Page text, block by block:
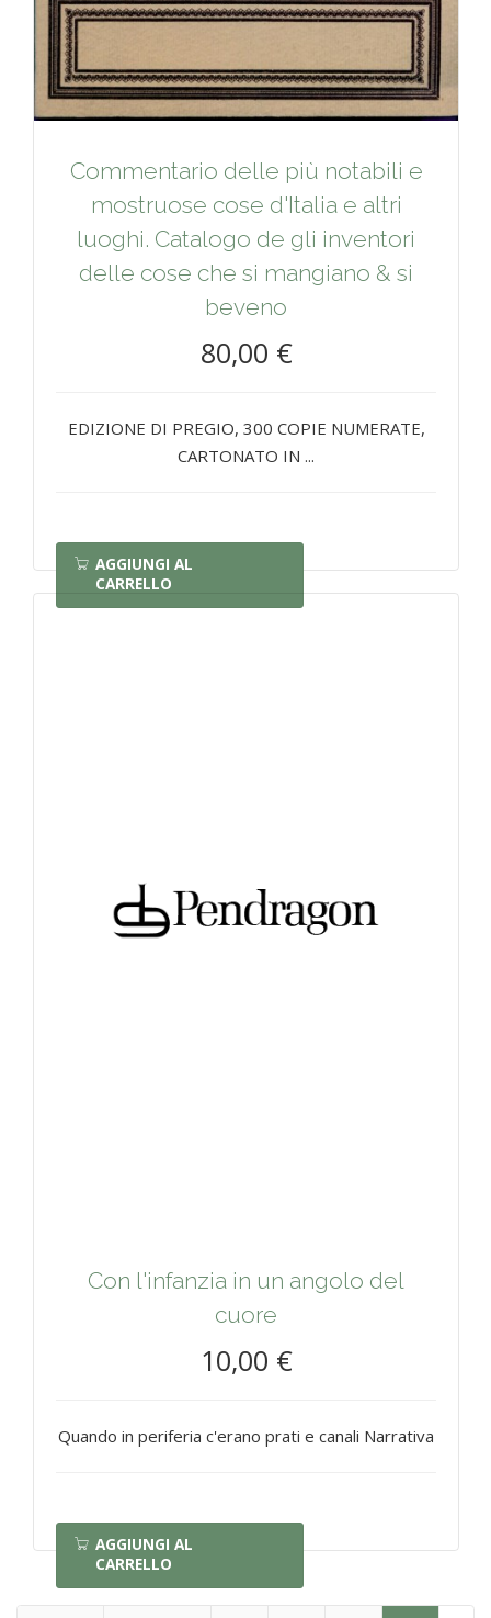
Commentario delle più notabili e
mostruose cose d'Italia e altri
luoghi. Catalogo de gli inventori
delle cose che si mangiano & si
beveno
80,00 €
EDIZIONE DI PREGIO, 300 COPIE NUMERATE,
CARTONATO IN ...
AGGIUNGI AL
CARRELLO
Con l'infanzia in un angolo del
cuore
10,00 €
Quando in periferia c'erano prati e canali Narrativa
AGGIUNGI AL
CARRELLO